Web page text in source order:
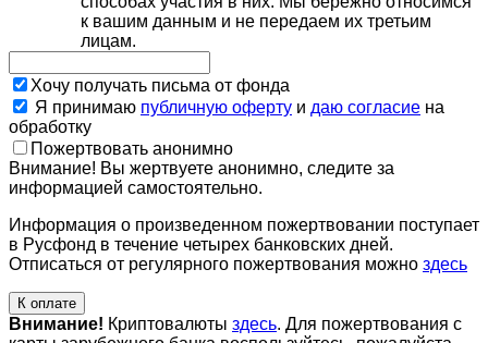
к вашим данным и не передаем их третьим
лицам.
Хочу получать письма от фонда
Я принимаю публичную оферту и даю согласие на
обработку
Пожертвовать анонимно
Внимание! Вы жертвуете анонимно, следите за
информацией самостоятельно.
Информация о произведенном пожертвовании поступает
в Русфонд в течение четырех банковских дней.
Отписаться от регулярного пожертвования можно здесь
К оплате
Внимание! Криптовалюты здесь. Для пожертвования с